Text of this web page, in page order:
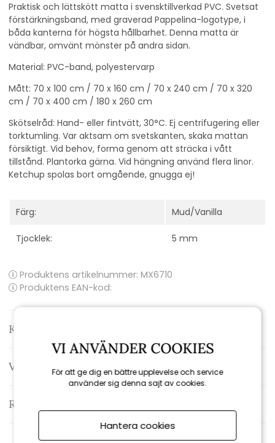
Praktisk och lättskött matta i svensktillverkad PVC. Svetsat
förstärkningsband, med graverad Pappelina-logotype, i
båda kanterna för högsta hållbarhet. Denna matta är
vändbar, omvänt mönster på andra sidan.
Material: PVC-band, polyestervarp
Mått: 70 x 100 cm / 70 x 160 cm / 70 x 240 cm / 70 x 320
cm / 70 x 400 cm / 180 x 260 cm
Skötselråd: Hand- eller fintvätt, 30°C. Ej centrifugering eller
torktumling. Var aktsam om svetskanten, skaka mattan
försiktigt. Vid behov, forma genom att sträcka i vått
tillstånd. Plantorka gärna. Vid hängning använd flera linor.
Ketchup spolas bort omgående, gnugga ej!
Färg: Mud/Vanilla
Tjocklek: 5 mm
Produktens artikelnummer: MX6710
Produktens EAN-kod:
Kontakta oss
Varumärke: Pappelina
Recensioner
VI ANVÄNDER COOKIES
För att ge dig en bättre upplevelse och service
använder sig denna sajt av cookies.
Hantera cookies